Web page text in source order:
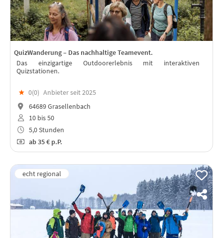
QuizWanderung – Das nachhaltige Teamevent.
Das einzigartige Outdoorerlebnis mit interaktiven
Quizstationen.
★ 0(0) Anbieter seit 2025
64689 Grasellenbach
10 bis 50
5,0 Stunden
ab35 € p.P.